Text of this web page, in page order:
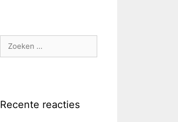
Zoek
Recente reacties